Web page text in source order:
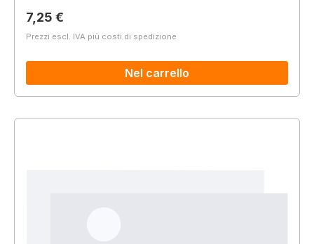
Prezzo normale:
7,25 €
Prezzi escl. IVA più costi di spedizione
Nel carrello